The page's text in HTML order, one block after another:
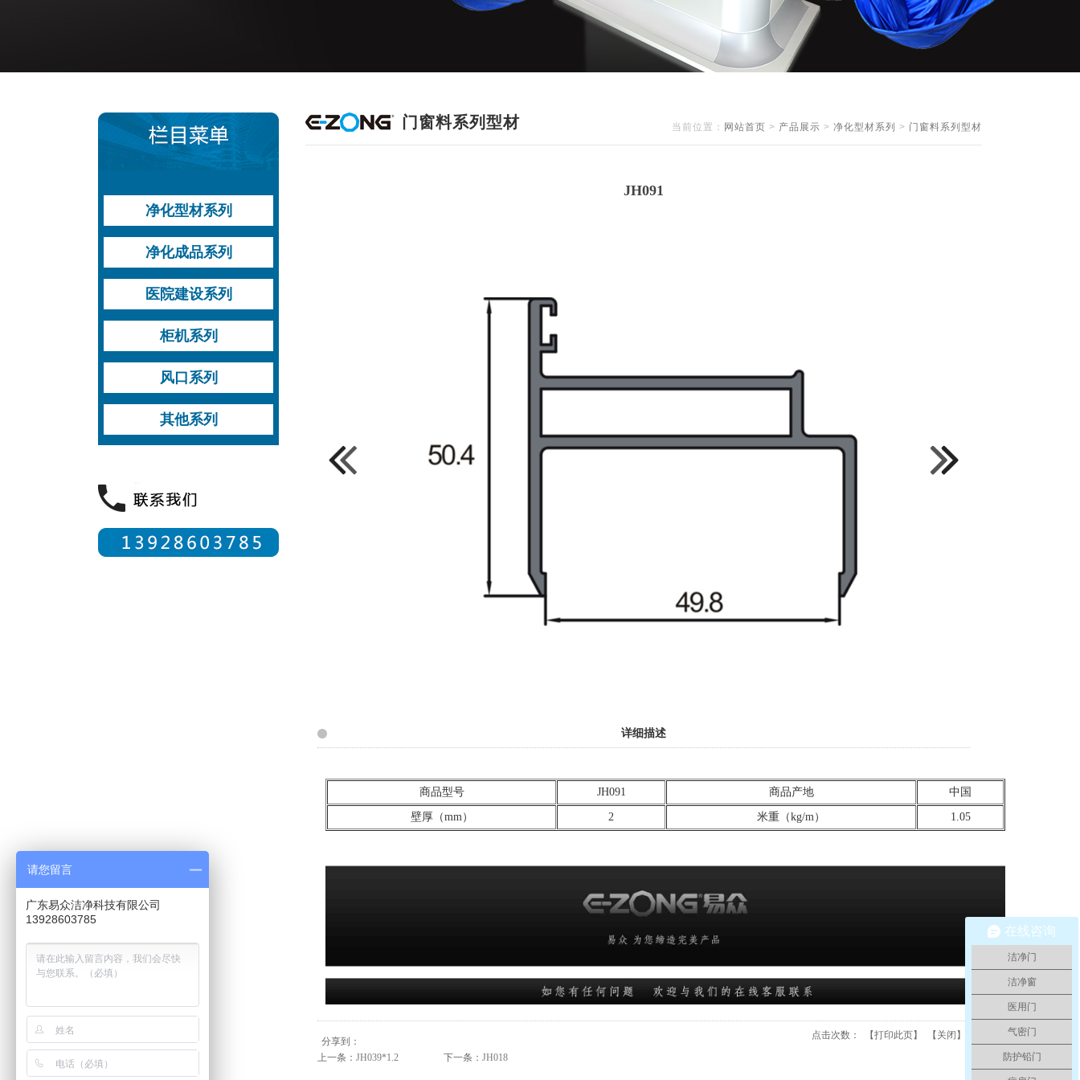
净化型材系列
型材运用方案
手工板系列型材
机制板系列型材
地槽系列型材
槽铝系列型材
门窗料系列型材
过滤器系列型材
其他型材
净化成品系列
铝钢平开门
铝木平开门
钢质平开门
自动平移门
其他门
双层中空观察窗
高效送风口
医院建设系列
医用平开门
气密平移自动门
医疗设备带
送风天花
高效送风口
柜机系列
压板式柜机
打钉式柜机
风阀
挡水板
检修门
柜机有冷桥系列配件
柜机无冷桥系列配件
柜机无中柱系列配件
PVC包边
其他柜机配件
风口系列
风口成品
风阀
风口配件
其他系列
门窗料系列型材 当前位置： 网站首页 > 产品展示 > 净化型材系列 > 门窗料系列型材
JH091
详细描述
商品型号 JH091 商品产地 中国
壁厚（mm） 2 米重（kg/m） 1.05
分享到：
点击次数： 【打印此页】 【 关闭 】
上一条： JH039*1.2 下一条： JH018
在线咨询
洁净门
洁净窗
医用门
气密门
防护铅门
请您留言
广东易众洁净科技有限公司
13928603785